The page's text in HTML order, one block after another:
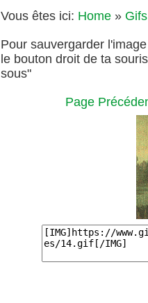
Vous êtes ici: Home »
Pour sauvergarder
le bouton droit de ta
sous"
Page